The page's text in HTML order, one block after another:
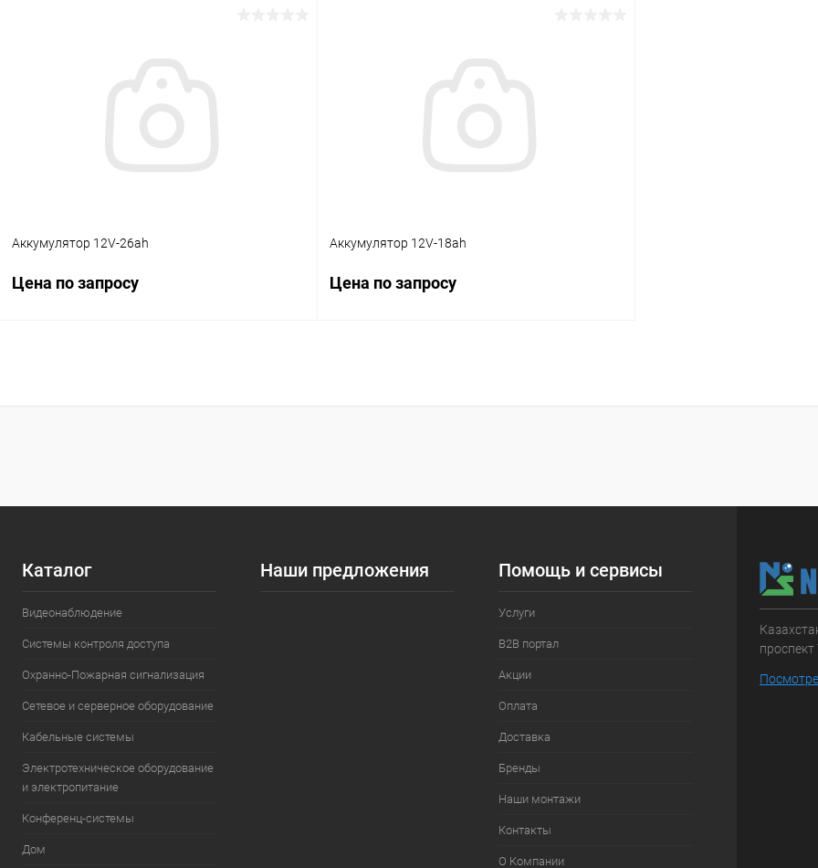
Аккумулятор 12V-26ah
Цена по запросу
Купить в 1 клик Сравнение
Аккумулятор 12V-18ah
Цена по запросу
Купить в 1 клик Сравнение
Каталог
Видеонаблюдение
Системы контроля доступа
Охранно-Пожарная сигнализация
Сетевое и серверное оборудование
Кабельные системы
Электротехническое оборудование
и электропитание
Конференц-системы
Дом
Наши предложения Помощь и сервисы
Услуги
B2B портал
Акции
Оплата
Доставка
Бренды
Наши монтажи
Контакты
О Компании